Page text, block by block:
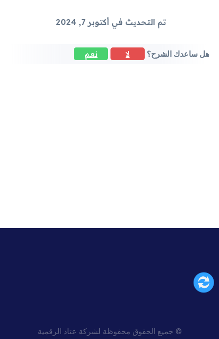
تم التحديث في أكتوبر 7, 2024
هل ساعدك الشرح؟ لا نعم
© جمیع الحقوق محفوظة لشركة عتاد الرقمية